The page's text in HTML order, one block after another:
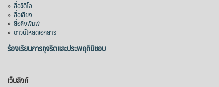
» สื่อวิดีโอ
» สื่อเสียง
» สื่อสิ่งพิมพ์
» ดาวน์โหลดเอกสาร
ร้องเรียนการทุจริตและประพฤติมิชอบ
เว็บลิงก์